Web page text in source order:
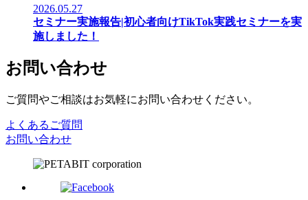
2026.05.27
セミナー実施報告|初心者向けTikTok実践セミナーを実
施しました！
お問い合わせ
ご質問やご相談はお気軽にお問い合わせください。
よくあるご質問
お問い合わせ